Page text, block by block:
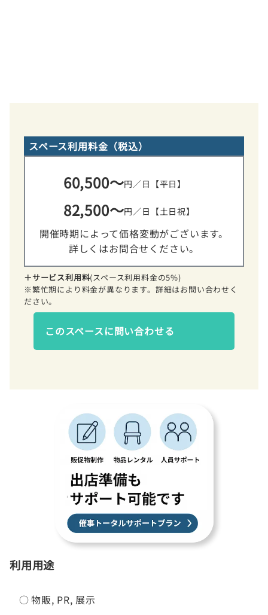
スペース利用料金（税込）
60,500～円／日【平日】
82,500～円／日【土日祝】
開催時期によって価格変動がございます。
詳しくはお問合せください。
＋サービス利用料(スペース利用料金の5%)
※繁忙期により料金が異なります。詳細はお問い合わせく
ださい。
このスペースに問い合わせる
利用用途
○物販, PR, 展示